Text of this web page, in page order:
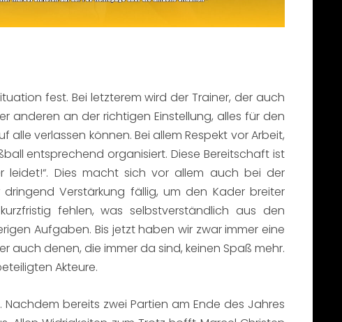
fest. Bei letzterem wird der Trainer, der auch
anderen an der richtigen Einstellung, alles für den
verlassen können. Bei allem Respekt vor Arbeit,
entsprechend organisiert. Diese Bereitschaft ist
Dies macht sich vor allem auch bei der
Verstärkung fällig, um den Kader breiter
fehlen, was selbstverständlich aus den
Aufgaben. Bis jetzt haben wir zwar immer eine
denen, die immer da sind, keinen Spaß mehr.
Akteure.
bereits zwei Partien am Ende des Jahres